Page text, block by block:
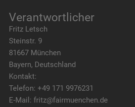
Verantwortlicher
Fritz Letsch
Steinstr. 9
81667 München
Bayern, Deutschland
Kontakt:
Telefon: +49 171 9976231
E-Mail: fritz@fairmuenchen.de